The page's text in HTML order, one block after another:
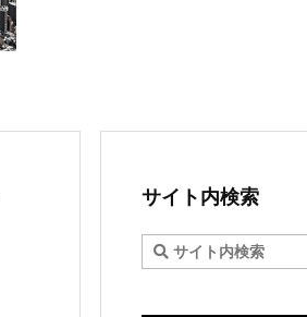
サイト内検索